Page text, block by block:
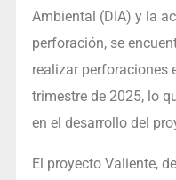
Ambiental (DIA) y la
perforación, se
realizar perforaciones
trimestre de 2025, lo
en el desarrollo del
El proyecto Valiente,